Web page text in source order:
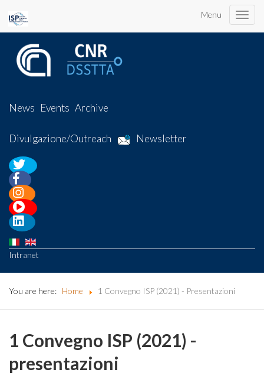
Menu
Toggle
News Events Archive
Divulgazione/Outreach Newsletter
Intranet
You are here: Home 1 Convegno ISP (2021) - Presentazioni
1 Convegno ISP (2021) -
presentazioni